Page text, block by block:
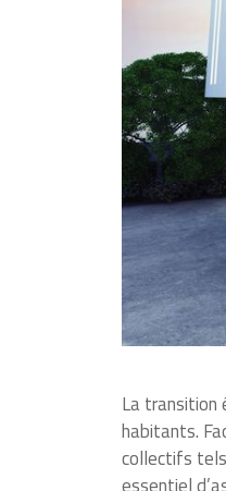
La transition
habitants.
collectifs